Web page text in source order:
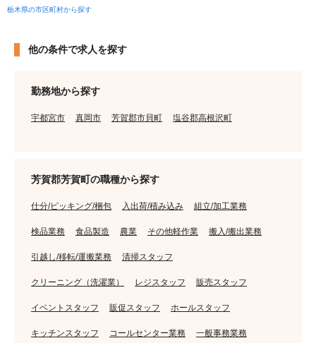
栃木県の市区町村から探す
他の条件で求人を探す
勤務地から探す
宇都宮市 真岡市 芳賀郡市貝町 塩谷郡高根沢町
芳賀郡芳賀町の職種から探す
仕分/ピッキング/梱包 入出荷/積み込み 組立/加工業務
検品業務 食品製造 農業 その他軽作業 搬入/搬出業務
引越し/移転/運搬業務 清掃スタッフ
クリーニング（洗濯業） レジスタッフ 販売スタッフ
イベントスタッフ 販促スタッフ ホールスタッフ
キッチンスタッフ コールセンター業務 一般事務業務